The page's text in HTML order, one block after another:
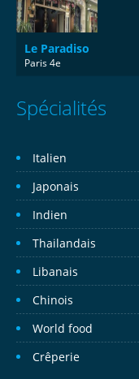
Le Paradiso
Paris 4e
Spécialités
Italien
Japonais
Indien
Thailandais
Libanais
Chinois
World food
Crêperie